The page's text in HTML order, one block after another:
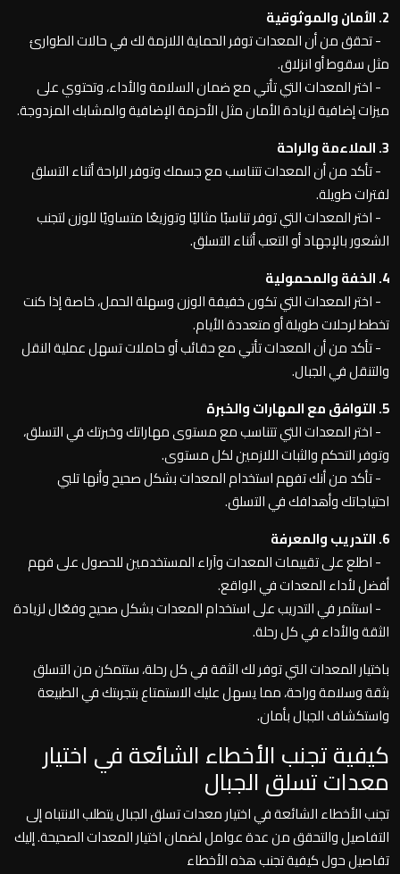
2. الأمان والموثوقية
- تحقق من أن المعدات توفر الحماية اللازمة لك في حالات الطوارئ
مثل سقوط أو انزلاق.
- اختر المعدات التي تأتي مع ضمان السلامة والأداء، وتحتوي على
ميزات إضافية لزيادة الأمان مثل الأحزمة الإضافية والمشابك المزدوجة.
3. الملاءمة والراحة
- تأكد من أن المعدات تتناسب مع جسمك وتوفر الراحة أثناء التسلق
لفترات طويلة.
- اختر المعدات التي توفر تناسبًا مثاليًا وتوزيعًا متساويًا للوزن لتجنب
الشعور بالإجهاد أو التعب أثناء التسلق.
4. الخفة والمحمولية
- اختر المعدات التي تكون خفيفة الوزن وسهلة الحمل، خاصة إذا كنت
تخطط لرحلات طويلة أو متعددة الأيام.
- تأكد من أن المعدات تأتي مع حقائب أو حاملات تسهل عملية النقل
والتنقل في الجبال.
5. التوافق مع المهارات والخبرة
- اختر المعدات التي تتناسب مع مستوى مهاراتك وخبرتك في التسلق،
وتوفر التحكم والثبات اللازمين لكل مستوى.
- تأكد من أنك تفهم استخدام المعدات بشكل صحيح وأنها تلبي
احتياجاتك وأهدافك في التسلق.
6. التدريب والمعرفة
- اطلع على تقييمات المعدات وآراء المستخدمين للحصول على فهم
أفضل لأداء المعدات في الواقع.
- استثمر في التدريب على استخدام المعدات بشكل صحيح وفعّال لزيادة
الثقة والأداء في كل رحلة.
باختيار المعدات التي توفر لك الثقة في كل رحلة، ستتمكن من التسلق
بثقة وسلامة وراحة، مما يسهل عليك الاستمتاع بتجربتك في الطبيعة
واستكشاف الجبال بأمان.
كيفية تجنب الأخطاء الشائعة في اختيار
معدات تسلق الجبال
تجنب الأخطاء الشائعة في اختيار معدات تسلق الجبال يتطلب الانتباه إلى
التفاصيل والتحقق من عدة عوامل لضمان اختيار المعدات الصحيحة. إليك
تفاصيل حول كيفية تجنب هذه الأخطاء